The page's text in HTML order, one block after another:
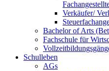
Verkäufer/
Bachelor of Arts
Fachschule für
Schulleben
AGs